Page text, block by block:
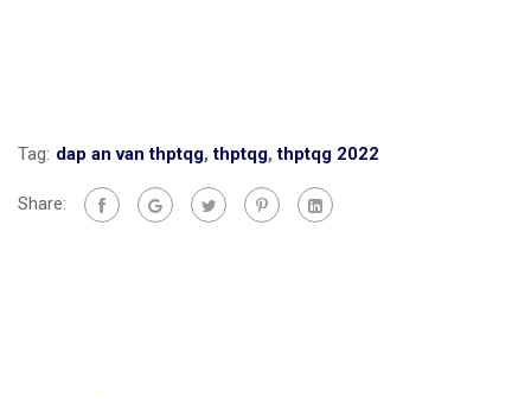
Tag: dap an van thptqg,thptqg,thptqg 2022
Share: